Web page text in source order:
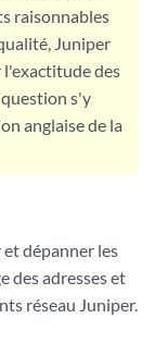
raisonnables
Juniper
l'exactitude des
s'y
anglaise de la
dépanner les
des adresses et
réseau Juniper.